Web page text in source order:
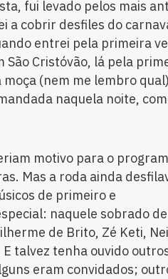
fui levado pelos mais
a cobrir desfiles do
entrei pela primeira
São Cristóvão, lá pela
(nem me lembro
naquela noite,
motivo para o
Mas a roda ainda
de primeiro e
naquele sobrado de
de Brito, Zé Keti, Nei
talvez tenha ouvido
eram convidados;